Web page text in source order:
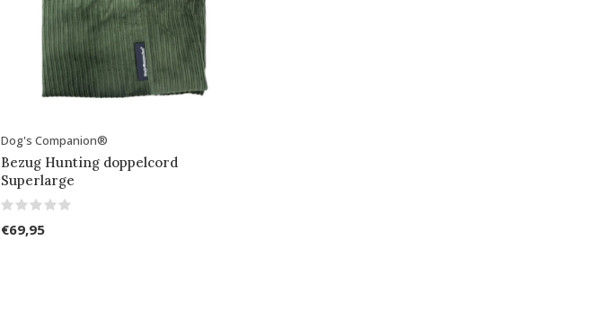
Dog's Companion®
Bezug Hunting doppelcord
Superlarge
€69,95